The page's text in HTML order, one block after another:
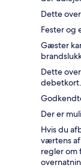
Dette
Fester og
Gæster
Dette
Der er
Hvis du
værtens
regler om